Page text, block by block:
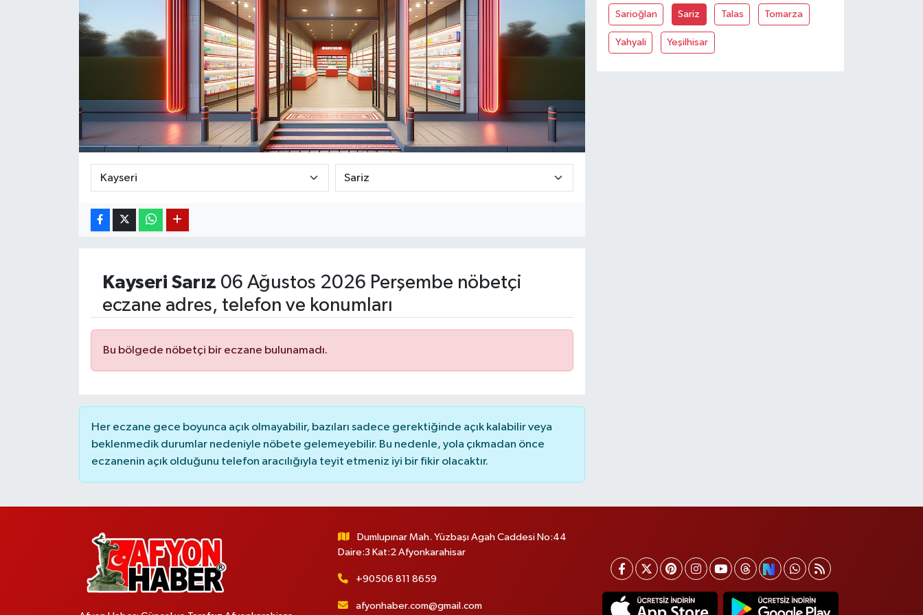
Kayseri Sarız 06 Ağustos 2026 Perşembe nöbetçi
eczane adres, telefon ve konumları
Bu bölgede nöbetçi bir eczane bulunamadı.
Her eczane gece boyunca açık olmayabilir, bazıları sadece gerektiğinde açık kalabilir veya
beklenmedik durumlar nedeniyle nöbete gelemeyebilir. Bu nedenle, yola çıkmadan önce
eczanenin açık olduğunu telefon aracılığıyla teyit etmeniz iyi bir fikir olacaktır.
Sarioğlan Sariz Talas Tomarza
Yahyali Yeşilhisar
Dumlupınar Mah. Yüzbaşı Agah Caddesi No:44
Daire:3 Kat:2 Afyonkarahisar
+90506 811 8659
afyonhaber.com@gmail.com
Magazin